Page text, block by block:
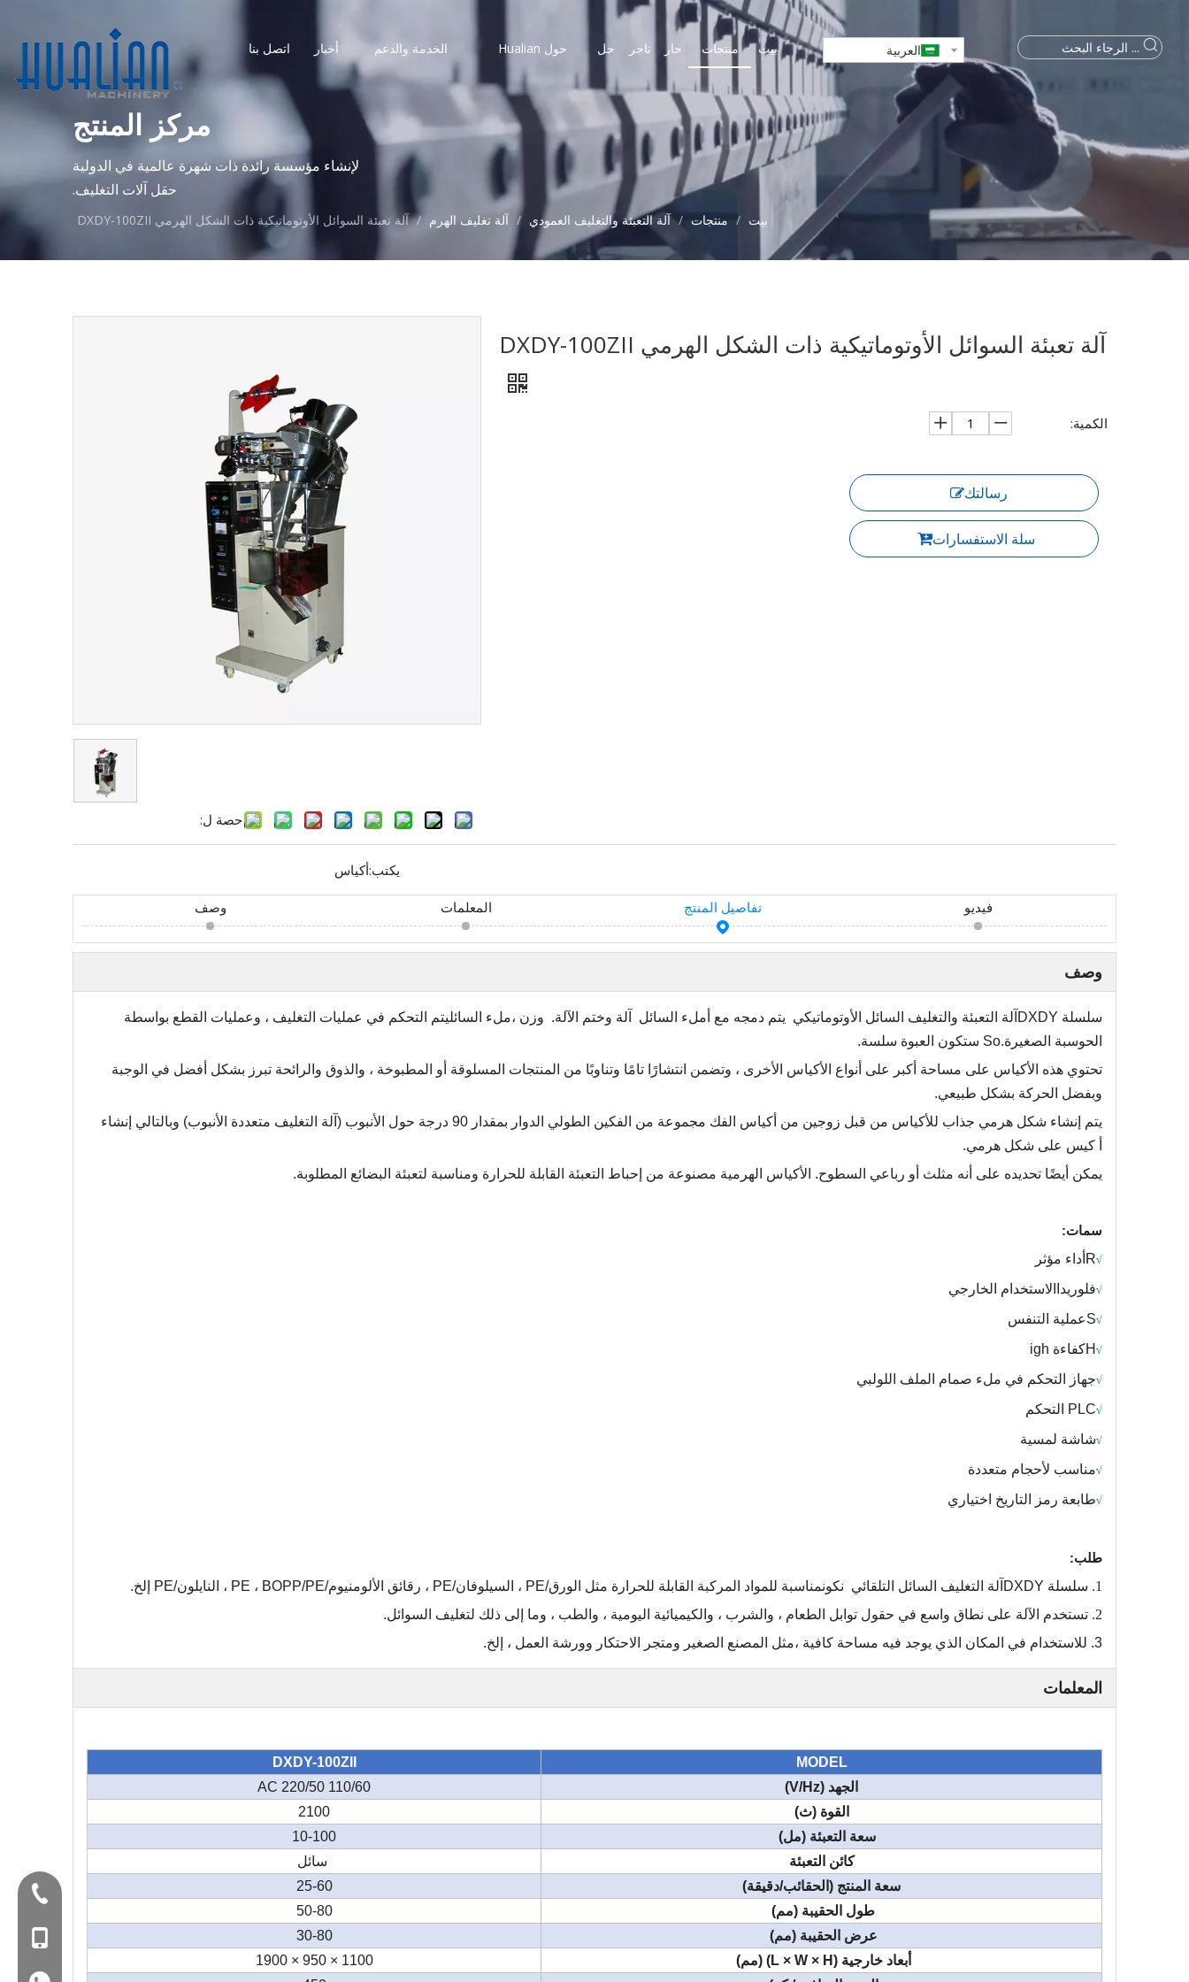
بيت منتجات حار تاجر حل حول Hualian الخدمة والدعم أخبار اتصل بنا العربية
مركز المنتج
لإنشاء مؤسسة رائدة ذات شهرة عالمية في الدولية
حقل آلات التغليف.
بيت / منتجات / آلة التعبئة والتغليف العمودي / آلة تغليف الهرم / آلة تعبئة السوائل الأوتوماتيكية ذات الشكل الهرمي DXDY-100ZII
حصة ل:
آلة تعبئة السوائل الأوتوماتيكية ذات الشكل الهرمي DXDY-100ZII
الكمية:
رسالتك
سلة الاستفسارات
يكتب:أكياس
وصف المعلمات تفاصيل المنتج فيديو
وصف
سلسلة DXDY آلة التعبئة والتغليف السائل الأوتوماتيكي يتم دمجه مع أ ملء السائل آلة وختم الآلة. وزن ،ملء السائليتم التحكم في عمليات التغليف ، وعمليات القطع بواسطة
الحوسبة الصغيرة.
So ستكون العبوة سلسة.
تحتوي هذه الأكياس على مساحة أكبر على أنواع الأكياس الأخرى ، وتضمن انتشارًا تامًا وتناوبًا من المنتجات المسلوقة أو المطبوخة ، والذوق والرائحة تبرز بشكل أفضل في الوجبة
وبفضل الحركة بشكل طبيعي.
يتم إنشاء شكل هرمي جذاب للأكياس من قبل زوجين من أكياس الفك مجموعة من الفكين الطولي الدوار بمقدار 90 درجة حول الأنبوب (آلة التغليف متعددة الأنبوب) وبالتالي إنشاء
أ كيس على شكل هرمي.
يمكن أيضًا تحديده على أنه مثلث أو رباعي السطوح. الأكياس الهرمية مصنوعة من إحباط التعبئة القابلة للحرارة ومناسبة لتعبئة البضائع المطلوبة.
سمات:
√
R أداء مؤثر
√فلوريدا الاستخدام الخارجي
√
Sعملية التنفس
√
Hكفاءة igh
√جهاز التحكم في ملء صمام الملف اللولبي
√PLC التحكم
√شاشة لمسية
√مناسب لأحجام متعددة
√طابعة رمز التاريخ اختياري
طلب:
1. سلسلة DXDY آلة التغليف السائل التلقائي نكونمناسبة للمواد المركبة القابلة للحرارة مثل الورق/PE ، السيلوفان/PE ، رقائق الألومنيوم/PE ، BOPP/PE ، النايلون/PE إلخ.
2. تستخدم الآلة على نطاق واسع في حقول توابل الطعام ، والشرب ، والكيميائية اليومية ، والطب ، وما إلى ذلك لتغليف السوائل.
3. للاستخدام في المكان الذي يوجد فيه مساحة كافية ،مثل المصنع الصغير ومتجر الاحتكار وورشة العمل ، إلخ.
المعلمات
MODEL
DXDY-100ZII
الجهد (V/Hz)
AC 220/50 110/60
القوة (ث)
2100
سعة التعبئة (مل)
10-100
كائن التعبئة
سائل
سعة المنتج (الحقائب/دقيقة)
25-60
طول الحقيبة (مم)
50-80
عرض الحقيبة (مم)
30-80
أبعاد خارجية (L × W × H) (مم)
1100 × 950 × 1900
Tel:+86-577-88627766